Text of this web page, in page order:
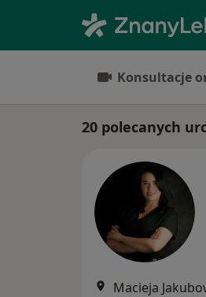
Konsultacje
20 polecanych
Macieja